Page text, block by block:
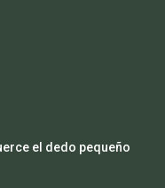
el dedo pequeño